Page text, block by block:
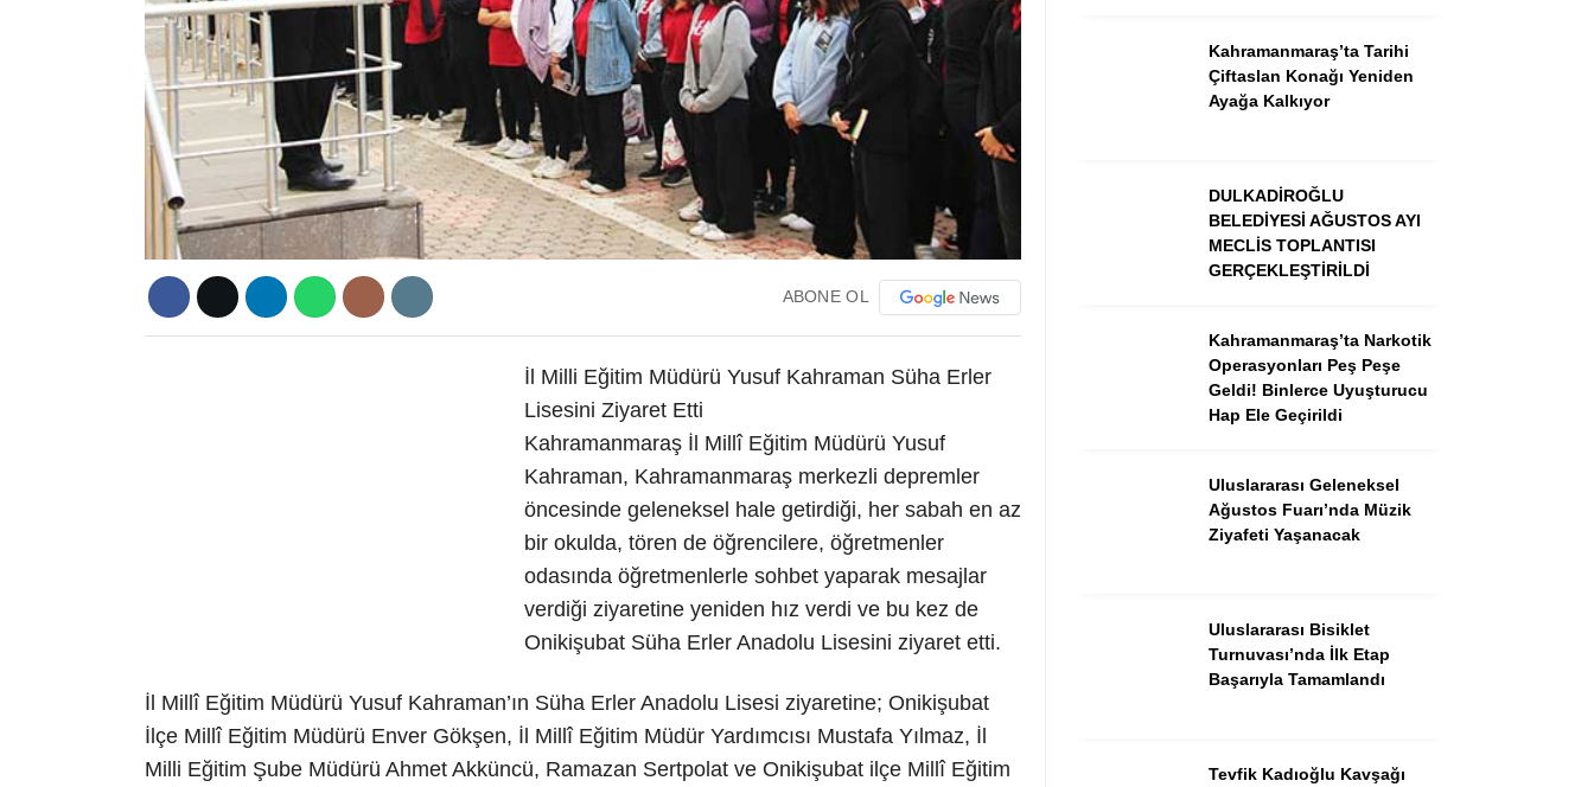
WhatsApp İhbar Hattı
ABONE OL
İl Milli Eğitim Müdürü Yusuf Kahraman Süha Erler
Lisesini Ziyaret Etti
Kahramanmaraş İl Millî Eğitim Müdürü Yusuf
Kahraman, Kahramanmaraş merkezli depremler
öncesinde geleneksel hale getirdiği, her sabah en az
bir okulda, tören de öğrencilere, öğretmenler
odasında öğretmenlerle sohbet yaparak mesajlar
verdiği ziyaretine yeniden hız verdi ve bu kez de
Onikişubat Süha Erler Anadolu Lisesini ziyaret etti.
İl Millî Eğitim Müdürü Yusuf Kahraman’ın Süha Erler Anadolu Lisesi ziyaretine; Onikişubat
İlçe Millî Eğitim Müdürü Enver Gökşen, İl Millî Eğitim Müdür Yardımcısı Mustafa Yılmaz, İl
Milli Eğitim Şube Müdürü Ahmet Akküncü, Ramazan Sertpolat ve Onikişubat ilçe Millî Eğitim
Kahramanmaraş’ta Tarihi
Çiftaslan Konağı Yeniden
Ayağa Kalkıyor
DULKADİROĞLU
BELEDİYESİ AĞUSTOS AYI
MECLİS TOPLANTISI
GERÇEKLEŞTİRİLDİ
Kahramanmaraş’ta Narkotik
Operasyonları Peş Peşe
Geldi! Binlerce Uyuşturucu
Hap Ele Geçirildi
Uluslararası Geleneksel
Ağustos Fuarı’nda Müzik
Ziyafeti Yaşanacak
Uluslararası Bisiklet
Turnuvası’nda İlk Etap
Başarıyla Tamamlandı
Tevfik Kadıoğlu Kavşağı